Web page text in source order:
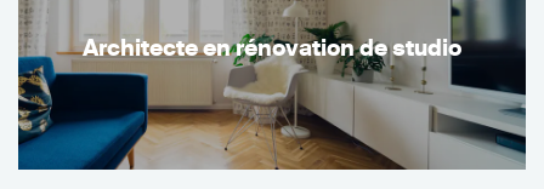
Architecte en rénovation de studio